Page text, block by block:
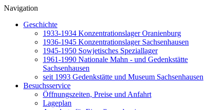
Navigation
Geschichte
1933-1934 Konzentrationslager Oranienburg
1936-1945 Konzentrationslager Sachsenhausen
1945-1950 Sowjetisches Speziallager
1961-1990 Nationale Mahn - und Gedenkstätte
Sachsenhausen
seit 1993 Gedenkstätte und Museum Sachsenhausen
Besuchsservice
Öffnungszeiten, Preise und Anfahrt
Lageplan